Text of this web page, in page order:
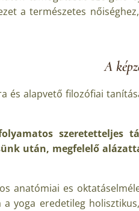
a természetes
A
és alapvető filozófiai
szeretetteljes
után, megfelelő
anatómiai es
yoga eredetileg